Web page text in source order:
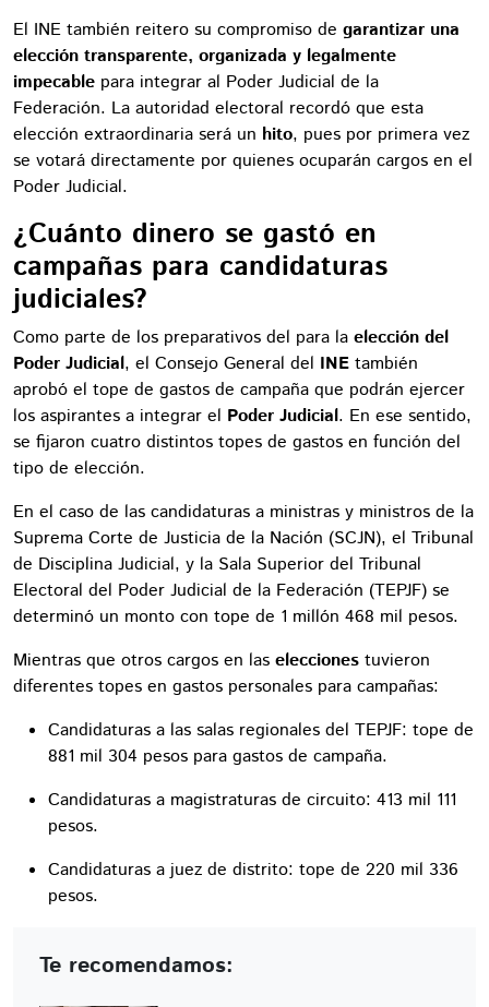
El INE también reitero su compromiso de garantizar una
elección transparente, organizada y legalmente
impecable para integrar al Poder Judicial de la
Federación. La autoridad electoral recordó que esta
elección extraordinaria será un hito, pues por primera vez
se votará directamente por quienes ocuparán cargos en el
Poder Judicial.
¿Cuánto dinero se gastó en
campañas para candidaturas
judiciales?
Como parte de los preparativos del para la elección del
Poder Judicial, el Consejo General del INE también
aprobó el tope de gastos de campaña que podrán ejercer
los aspirantes a integrar el Poder Judicial. En ese sentido,
se fijaron cuatro distintos topes de gastos en función del
tipo de elección.
En el caso de las candidaturas a ministras y ministros de la
Suprema Corte de Justicia de la Nación (SCJN), el Tribunal
de Disciplina Judicial, y la Sala Superior del Tribunal
Electoral del Poder Judicial de la Federación (TEPJF) se
determinó un monto con tope de 1 millón 468 mil pesos.
Mientras que otros cargos en las elecciones tuvieron
diferentes topes en gastos personales para campañas:
Candidaturas a las salas regionales del TEPJF: tope de
881 mil 304 pesos para gastos de campaña.
Candidaturas a magistraturas de circuito: 413 mil 111
pesos.
Candidaturas a juez de distrito: tope de 220 mil 336
pesos.
Te recomendamos: